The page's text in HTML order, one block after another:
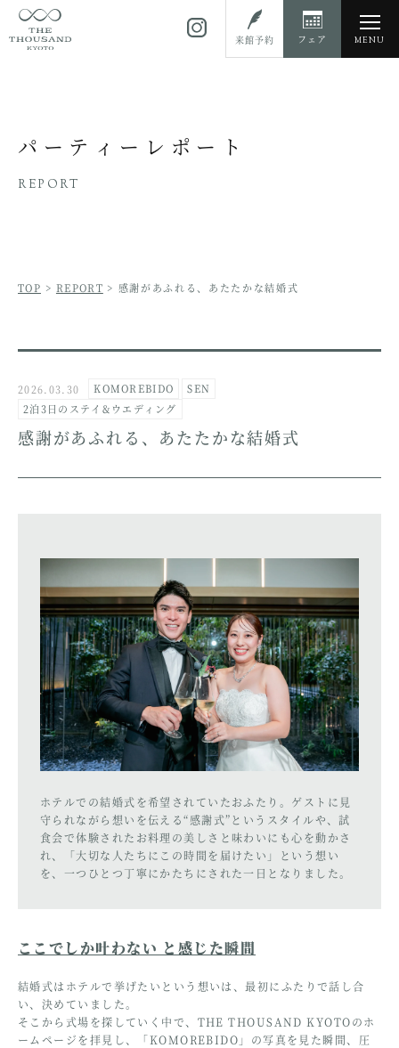
MENU
フェア
来館予約
パーティーレポート
REPORT
TOP > REPORT > 感謝があふれる、あたたかな結婚式
2026.03.30 KOMOREBIDO
SEN
2泊3日のステイ&ウエディング
感謝があふれる、あたたかな結婚式
ホテルでの結婚式を希望されていたおふたり。ゲストに見
守られながら想いを伝える“感謝式”というスタイルや、試
食会で体験されたお料理の美しさと味わいにも心を動かさ
れ、「大切な人たちにこの時間を届けたい」という想い
を、一つひとつ丁寧にかたちにされた一日となりました。
ここでしか叶わない と感じた瞬間
結婚式はホテルで挙げたいという想いは、最初にふたりで話し合
い、決めていました。
そこから式場を探していく中で、THE THOUSAND KYOTOのホ
ームページを拝見し、「KOMOREBIDO」の写真を見た瞬間、圧